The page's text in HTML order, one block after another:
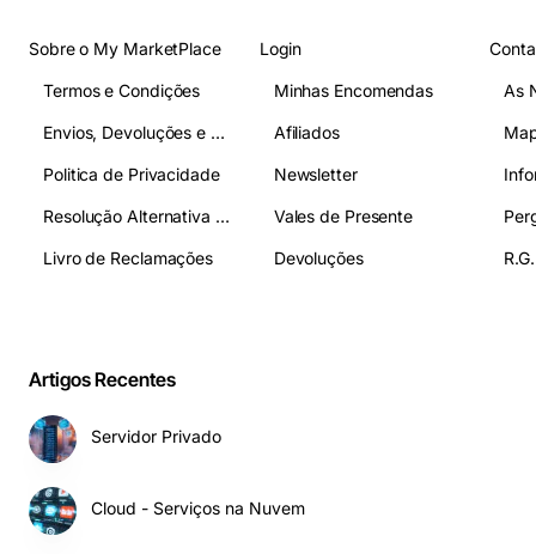
Sobre o My MarketPlace
Termos e Condições
Envios, Devoluções e Pagamentos
Politica de Privacidade
Resolução Alternativa de Litígios
Livro de Reclamações
Login
Minhas Encomendas
Afiliados
Newsletter
Vales de Presente
Devoluções
As
Artigos Recentes
Servidor Privado
Cloud - Serviços na Nuvem